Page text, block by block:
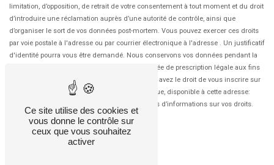
limitation, d’opposition, de retrait de votre consentement à tout moment et du droit
d’introduire une réclamation auprès d’une autorité de contrôle, ainsi que
d’organiser le sort de vos données post-mortem. Vous pouvez exercer ces droits
par voie postale à l'adresse ou par courrier électronique à l'adresse . Un justificatif
d'identité pourra vous être demandé. Nous conservons vos données pendant la
période de prise de contact puis pendant la durée de prescription légale aux fins
probatoires et de gestion des contentieux. Vous avez le droit de vous inscrire sur
la liste d'opposition au démarchage téléphonique, disponible à cette adresse:
. Consultez le site cnil.fr pour plus d’informations sur vos droits.
Ce site utilise des cookies et
vous donne le contrôle sur
ceux que vous souhaitez
activer